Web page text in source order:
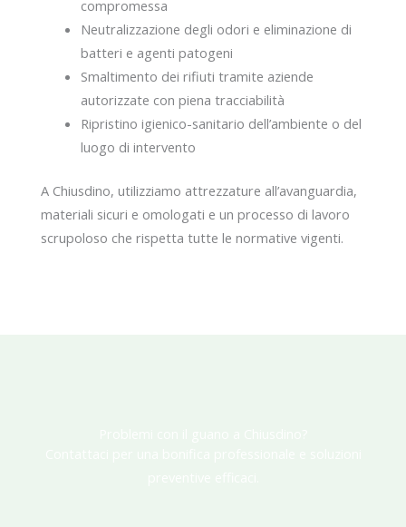
compromessa
Neutralizzazione degli odori e eliminazione di
batteri e agenti patogeni
Smaltimento dei rifiuti tramite aziende
autorizzate con piena tracciabilità
Ripristino igienico-sanitario dell’ambiente o del
luogo di intervento
A Chiusdino, utilizziamo attrezzature all’avanguardia,
materiali sicuri e omologati e un processo di lavoro
scrupoloso che rispetta tutte le normative vigenti.